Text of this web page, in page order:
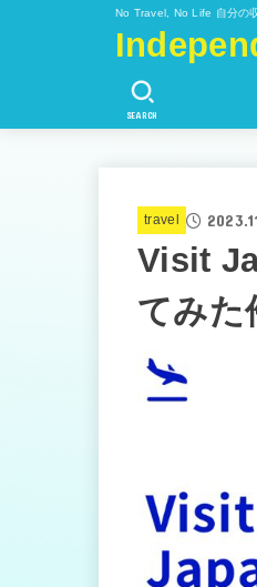
No Travel, No Life 自分の
SEARCH
travel
Visit
てみた